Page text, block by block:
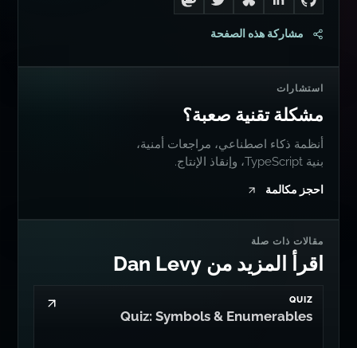
Go to Dan's GitHub
Connect with me on LinkedIn
Follow me on Bluesky
Follow me on Twitter
Follow me on Mastodon
مشاركة هذه الصفحة
استشارات
مشكلة تقنية صعبة؟
أنظمة ذكاء اصطناعي، مراجعات أمنية،
بنية TypeScript، وإنقاذ الإنتاج.
احجز مكالمة
مقالات ذات صلة
اقرأ المزيد من Dan Levy
QUIZ
Quiz: Symbols & Enumerables